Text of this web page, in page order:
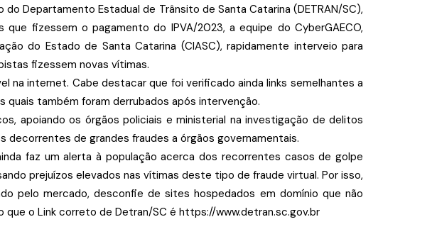
Departamento Estadual de Trânsito de Santa Catarina (DETRAN/SC),
fizessem o pagamento do IPVA/2023, a equipe do CyberGAECO,
do Estado de Santa Catarina (CIASC), rapidamente interveio para
fizessem novas vítimas.
na internet. Cabe destacar que foi verificado ainda links semelhantes a
quais também foram derrubados após intervenção.
apoiando os órgãos policiais e ministerial na investigação de delitos
decorrentes de grandes fraudes a órgãos governamentais.
faz um alerta à população acerca dos recorrentes casos de golpe
prejuízos elevados nas vítimas deste tipo de fraude virtual. Por isso,
pelo mercado, desconfie de sites hospedados em domínio que não
o Link correto de Detran/SC é https://www.detran.sc.gov.br